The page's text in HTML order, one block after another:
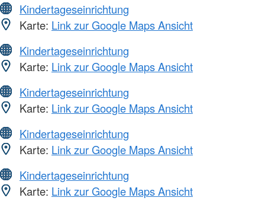
Kindertageseinrichtung
Karte: Link zur Google Maps Ansicht
Kindertageseinrichtung
Karte: Link zur Google Maps Ansicht
Kindertageseinrichtung
Karte: Link zur Google Maps Ansicht
Kindertageseinrichtung
Karte: Link zur Google Maps Ansicht
Kindertageseinrichtung
Karte: Link zur Google Maps Ansicht